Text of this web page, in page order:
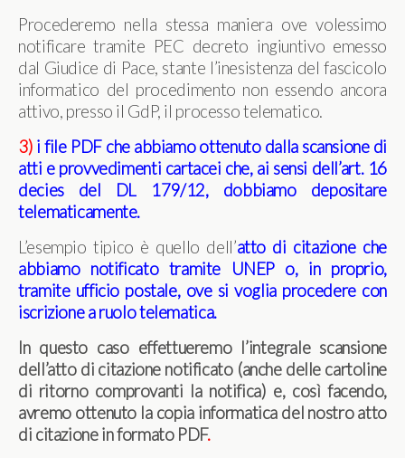
Procederemo nella stessa maniera ove volessimo
notificare tramite PEC decreto ingiuntivo emesso
dal Giudice di Pace, stante l’inesistenza del fascicolo
informatico del procedimento non essendo ancora
attivo, presso il GdP, il processo telematico.
3) i file PDF che abbiamo ottenuto dalla scansione di
atti e provvedimenti cartacei che, ai sensi dell’art. 16
decies del DL 179/12, dobbiamo depositare
telematicamente.
L’esempio tipico è quello dell’atto di citazione che
abbiamo notificato tramite UNEP o, in proprio,
tramite ufficio postale, ove si voglia procedere con
iscrizione a ruolo telematica.
In questo caso effettueremo l’integrale scansione
dell’atto di citazione notificato (anche delle cartoline
di ritorno comprovanti la notifica) e, così facendo,
avremo ottenuto la copia informatica del nostro atto
di citazione in formato PDF.